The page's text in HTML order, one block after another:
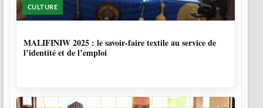
CULTURE
MALIFINIW 2025 : le savoir-faire textile au service de
l’identité et de l’emploi